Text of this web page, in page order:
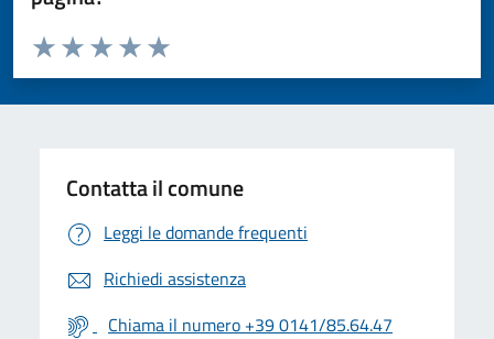
Valuta da 1 a 5 stelle la pagina
Valuta 5 stelle su 5
Valuta 4 stelle su 5
Valuta 3 stelle su 5
Valuta 2 stelle su 5
Valuta 1 stelle su 5
Contatta il comune
Leggi le domande frequenti
Richiedi assistenza
Chiama il numero +39 0141/85.64.47